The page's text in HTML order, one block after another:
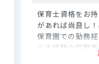
保育士資格をお
があれば尚良し
保育園での勤務
※未経験や経験
る方ももちろん